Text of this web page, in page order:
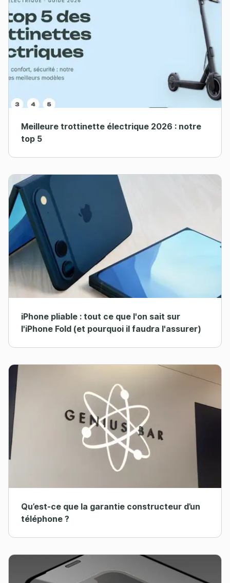
Meilleure trottinette électrique 2026 : notre
top 5
iPhone pliable : tout ce que l'on sait sur
l'iPhone Fold (et pourquoi il faudra l'assurer)
Qu’est-ce que la garantie constructeur d’un
téléphone ?